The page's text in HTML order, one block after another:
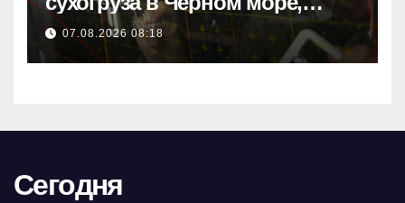
перевозившие грузы для ВСУ
07.08.2026 08:18
Сегодня